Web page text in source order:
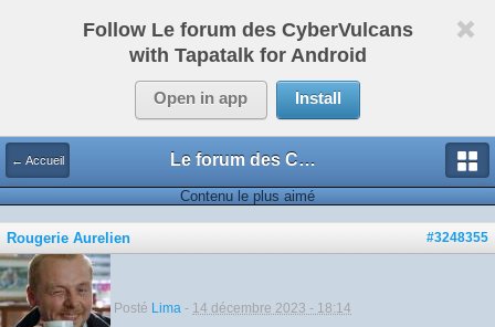
Follow Le forum des CyberVulcans
with Tapatalk for Android
Open in app Install
← Accueil Le forum des CyberVulcans
Contenu le plus aimé
#3248355
Rougerie Aurelien
Posté Lima - 14 décembre 2023 - 18:14